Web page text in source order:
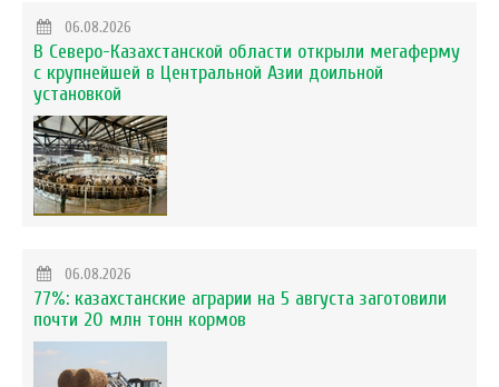
06.08.2026
В Северо-Казахстанской области открыли мегаферму
с крупнейшей в Центральной Азии доильной
установкой
06.08.2026
77%: казахстанские аграрии на 5 августа заготовили
почти 20 млн тонн кормов